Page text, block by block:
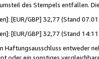
des Stempels entfallen.
[EUR/GBP] 32,77 (Stand
[EUR/GBP] 32,77 (Stand
Haftungsausschluss entweder
oder ein sonstiges